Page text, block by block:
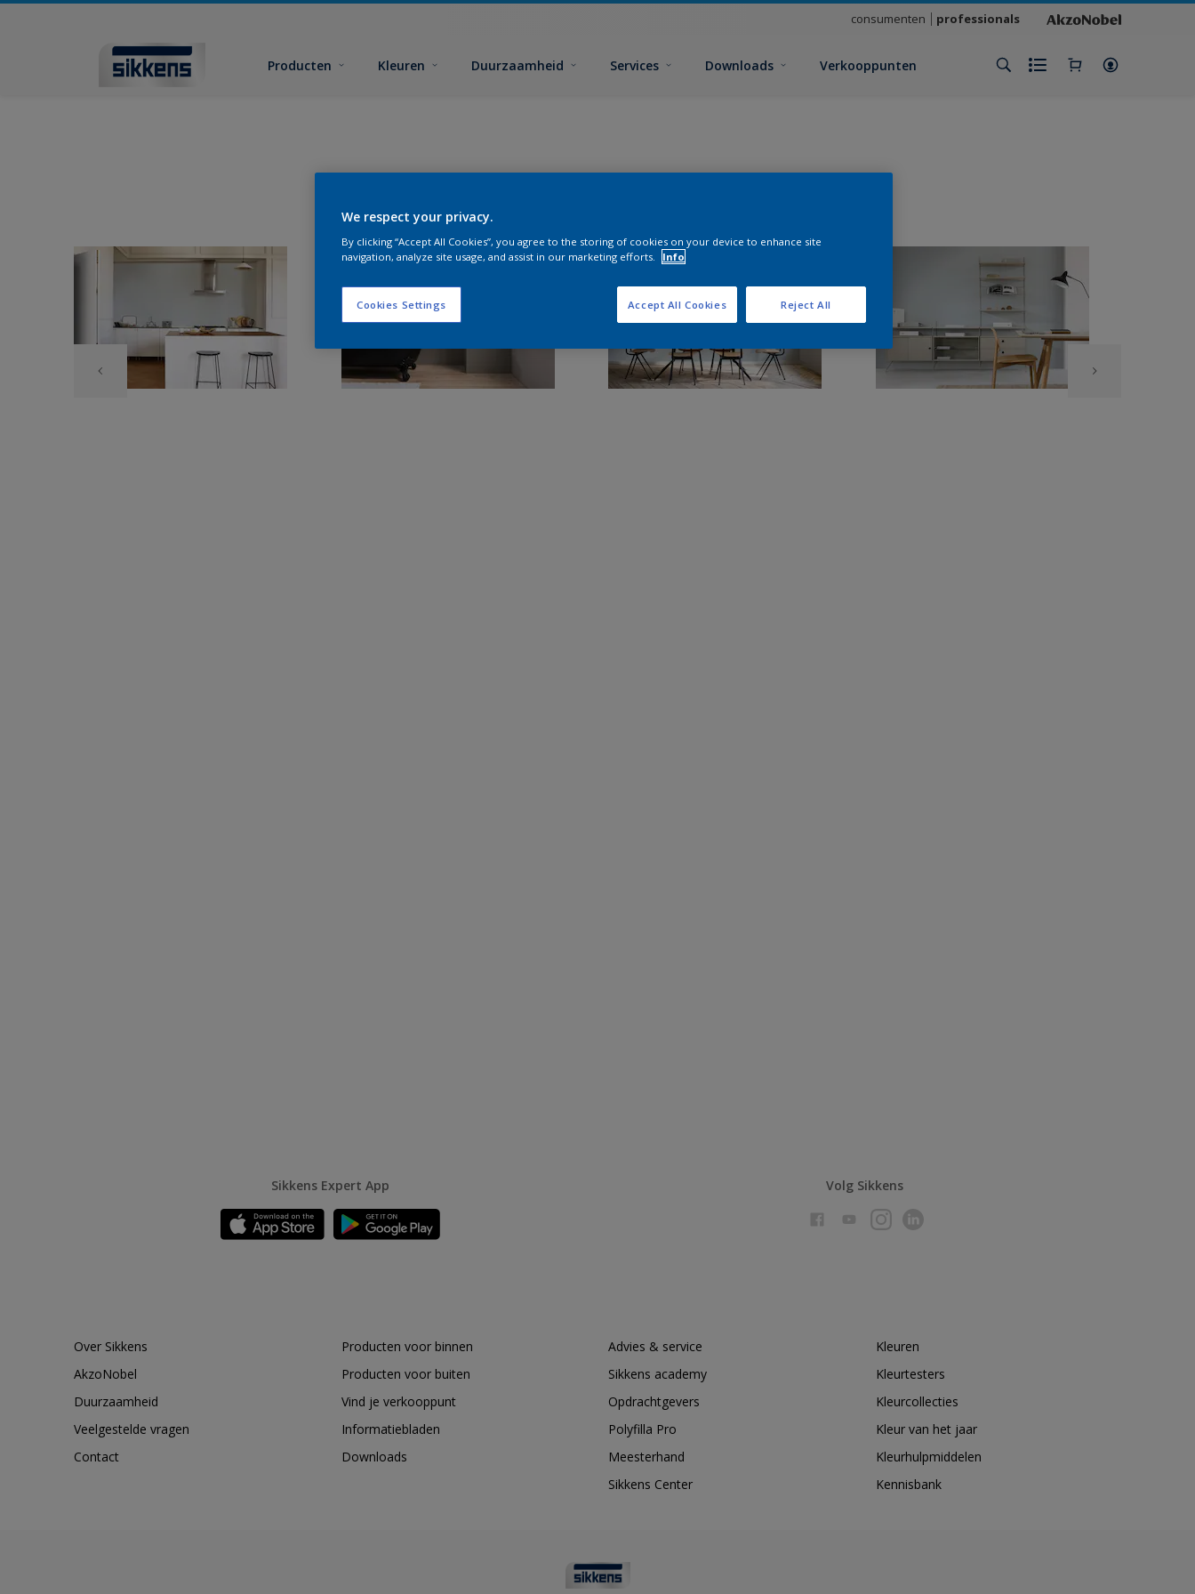
consumenten professionals
Producten Kleuren Duurzaamheid Services Downloads Verkooppunten
Sikkens Expert App Volg Sikkens
Over Sikkens
AkzoNobel
Duurzaamheid
Veelgestelde vragen
Contact
Producten voor binnen
Producten voor buiten
Vind je verkooppunt
Informatiebladen
Downloads
Advies & service
Sikkens academy
Opdrachtgevers
Polyfilla Pro
Meesterhand
Sikkens Center
Kleuren
Kleurtesters
Kleurcollecties
Kleur van het jaar
Kleurhulpmiddelen
Kennisbank
We respect your privacy.
By clicking “Accept All Cookies”, you agree to the storing of cookies on your device to enhance site
navigation, analyze site usage, and assist in our marketing efforts.
Info
Cookies Settings Reject All
Accept All Cookies